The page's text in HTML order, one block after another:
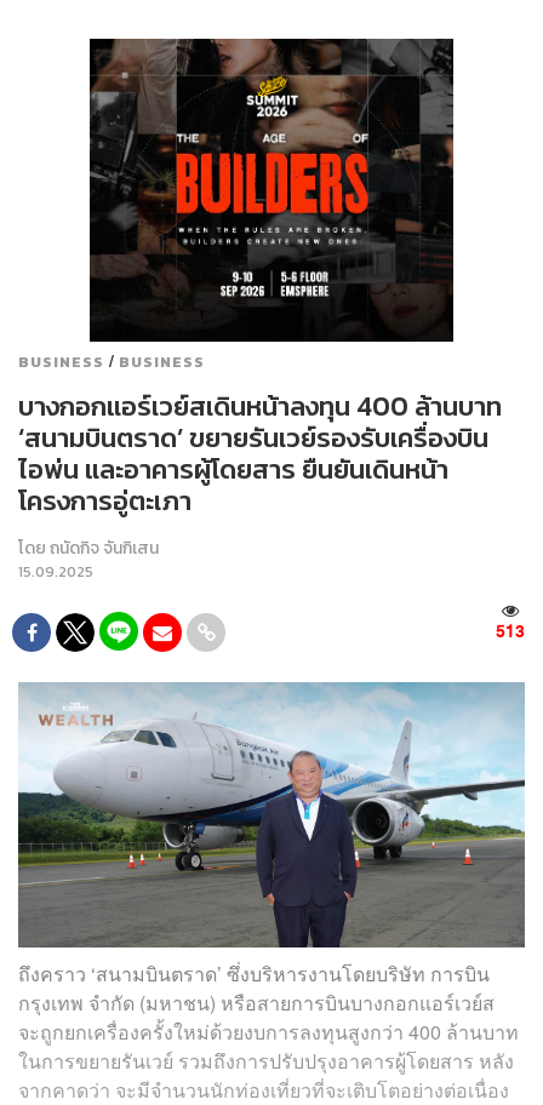
BUSINESS / BUSINESS
บางกอกแอร์เวย์สเดินหน้าลงทุน 400 ล้านบาท
‘สนามบินตราด’ ขยายรันเวย์รองรับเครื่องบิน
ไอพ่น และอาคารผู้โดยสาร ยืนยันเดินหน้า
โครงการอู่ตะเภา
โดยถนัดกิจ จันกิเสน
15.09.2025
513
ถึงคราว ‘สนามบินตราด’ ซึ่งบริหารงานโดยบริษัท การบิน
กรุงเทพ จำกัด (มหาชน) หรือสายการบินบางกอกแอร์เวย์ส
จะถูกยกเครื่องครั้งใหม่ด้วยงบการลงทุนสูงกว่า 400 ล้านบาท
ในการขยายรันเวย์ รวมถึงการปรับปรุงอาคารผู้โดยสาร หลัง
จากคาดว่า จะมีจำนวนนักท่องเที่ยวที่จะเติบโตอย่างต่อเนื่อง